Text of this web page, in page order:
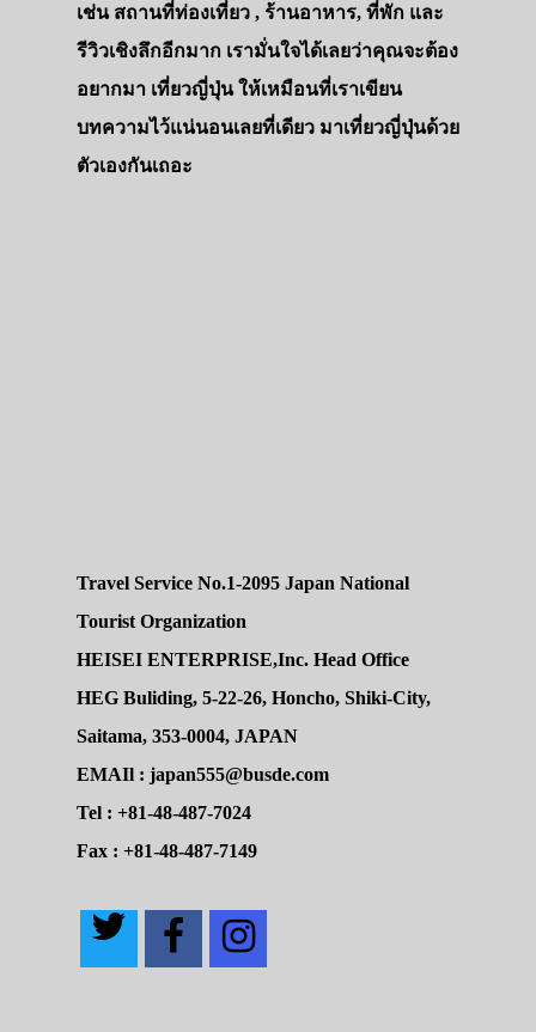
เช่น สถานที่ท่องเที่ยว , ร้านอาหาร, ที่พัก และ
รีวิวเชิงลึกอีกมาก เรามั่นใจได้เลยว่าคุณจะต้อง
อยากมา เที่ยวญี่ปุ่น ให้เหมือนที่เราเขียน
บทความไว้แน่นอนเลยที่เดียว มาเที่ยวญี่ปุ่นด้วย
ตัวเองกันเถอะ
Travel Service No.1-2095 Japan National
Tourist Organization
HEISEI ENTERPRISE,Inc. Head Office
HEG Buliding, 5-22-26, Honcho, Shiki-City,
Saitama, 353-0004, JAPAN
EMAIl : japan555@busde.com
Tel : +81-48-487-7024
Fax : +81-48-487-7149